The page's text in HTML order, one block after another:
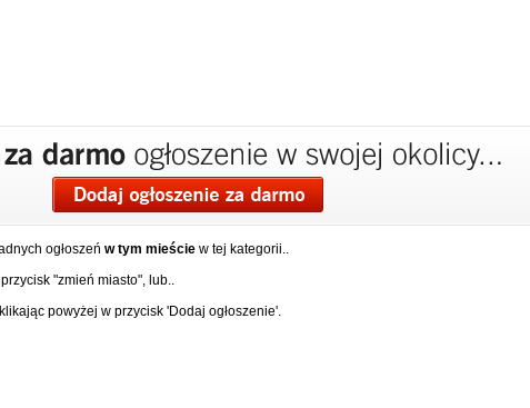
ogłoszeń w tym mieście w tej kategorii..
"zmień miasto", lub..
powyżej w przycisk 'Dodaj ogłoszenie'.